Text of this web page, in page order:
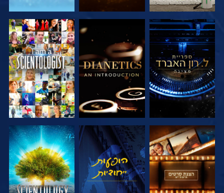
בדוק את הסדרה בדוק את הסדרה צפה
בדוק את הסדרה צפה בדוק את הסדרה